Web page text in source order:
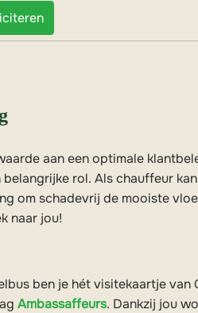
aan een optimale
rol. Als chauffeur
om schadevrij de mooiste
naar jou!
ben je hét visitekaartje van
Ambassaffeurs. Dankzij jou